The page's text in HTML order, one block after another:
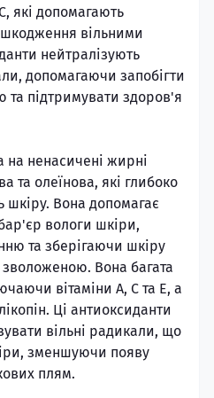
які допомагають
вільними
нейтралізують
допомагаючи запобігти
та підтримувати здоров'я
на ненасичені жирні
та олеїнова, які глибоко
Вона допомагає
вологи шкіри,
та зберігаючи шкіру
Вона багата
вітаміни А, С та Е, а
Ці антиоксиданти
вільні радикали, що
зменшуючи появу
плям.